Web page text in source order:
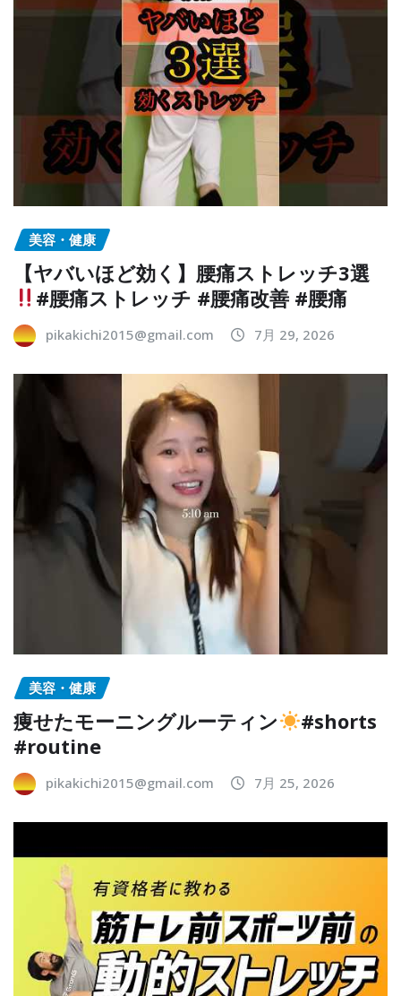
美容・健康
【ヤバいほど効く】腰痛ストレッチ3選
#腰痛ストレッチ #腰痛改善 #腰痛
pikakichi2015@gmail.com 7月 29, 2026
美容・健康
痩せたモーニングルーティン
#shorts
#routine
pikakichi2015@gmail.com 7月 25, 2026